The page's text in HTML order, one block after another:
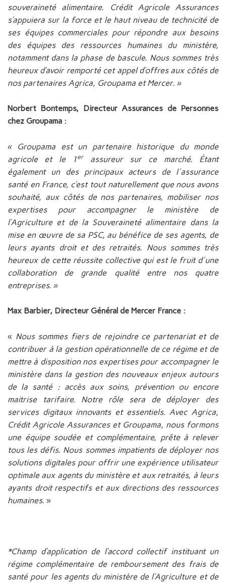
souveraineté alimentaire. Crédit Agricole Assurances
s’appuiera sur la force et le haut niveau de technicité de
ses équipes commerciales pour répondre aux besoins
des équipes des ressources humaines du ministère,
notamment dans la phase de bascule. Nous sommes très
heureux d’avoir remporté cet appel d’offres aux côtés de
nos partenaires Agrica, Groupama et Mercer. »
Norbert Bontemps, Directeur Assurances de Personnes
chez Groupama :
« Groupama est un partenaire historique du monde
agricole
et le 1erassureur sur ce marché. Étant
également un des principaux acteurs de l'assurance
santé en France, c’est tout naturellement que nous avons
souhaité, aux côtés de nos partenaires, mobiliser nos
expertises pour accompagner le ministère de
l’Agriculture et de la Souveraineté alimentaire dans la
mise en œuvre de sa PSC, au bénéfice de ses agents, de
leurs ayants droit et des retraités. Nous sommes très
heureux de cette réussite collective qui est le fruit d'une
collaboration de grande qualité entre nos quatre
entreprises. »
Max Barbier, Directeur Général de Mercer France :
« Nous sommes fiers de rejoindre ce partenariat et de
contribuer à la gestion opérationnelle de ce régime et de
mettre à disposition nos expertises pour accompagner le
ministère dans la gestion des nouveaux enjeux autours
de la santé : accès aux soins, prévention ou encore
maitrise tarifaire. Notre rôle sera de déployer des
services digitaux innovants et essentiels. Avec Agrica,
Crédit Agricole Assurances et Groupama, nous formons
une équipe soudée et complémentaire, prête à relever
tous les défis. Nous sommes impatients de déployer nos
solutions digitales pour offrir une expérience utilisateur
optimale aux agents du ministère et aux retraités, à leurs
ayants droit respectifs et aux directions des ressources
humaines. »
*Champ d’application de l’accord collectif instituant un
régime complémentaire de remboursement des frais de
santé pour les agents du ministère de l’Agriculture et de